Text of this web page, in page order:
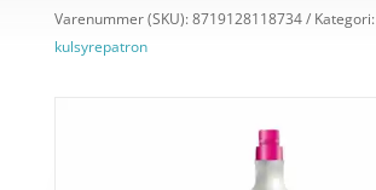
Varenummer (SKU):8719128118734 Kategori:
kulsyrepatron